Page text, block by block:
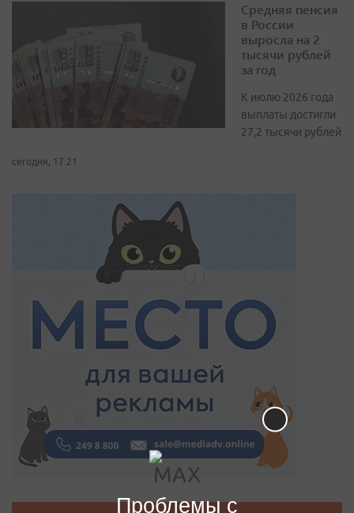
Средняя пенсия
в России
выросла на 2
тысячи рублей
за год
К июлю 2026 года
выплаты достигли
27,2 тысячи рублей
сегодня, 17:21
Проблемы с